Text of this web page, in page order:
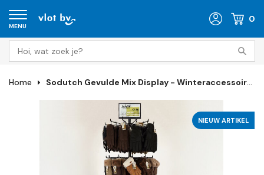
MENU
0
Home Sodutch Gevulde Mix Display - Winteraccessoires
NIEUW ARTIKEL